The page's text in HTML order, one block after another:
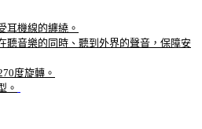
耳機線的纏繞。
聽音樂的同時、聽到外界的聲音，保障安
度旋轉。
。